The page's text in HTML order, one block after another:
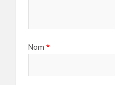
Nom *